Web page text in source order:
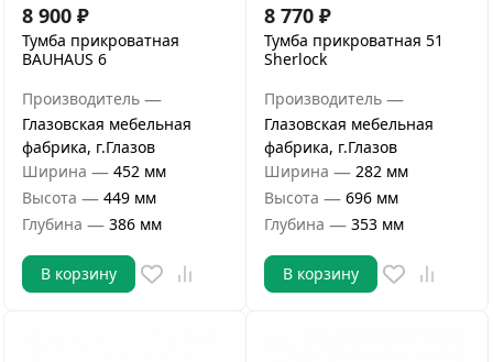
8 900 ₽
Тумба прикроватная
BAUHAUS 6
Производитель —
Глазовская мебельная
фабрика, г.Глазов
Ширина — 452 мм
Высота — 449 мм
Глубина — 386 мм
В корзину
8 770 ₽
Тумба прикроватная 51
Sherlock
Производитель —
Глазовская мебельная
фабрика, г.Глазов
Ширина — 282 мм
Высота — 696 мм
Глубина — 353 мм
В корзину